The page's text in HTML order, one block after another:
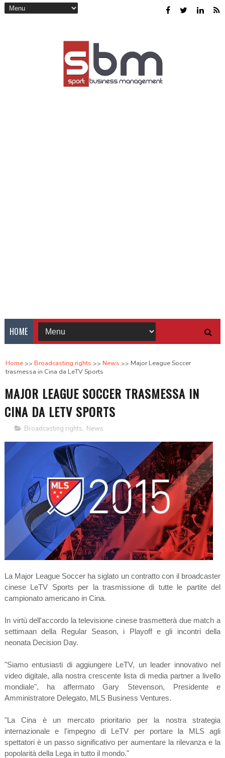
HOME
Home Broadcasting rights News
Major League Soccer
trasmessa in Cina da LeTV Sports
MAJOR LEAGUE SOCCER TRASMESSA IN
CINA DA LETV SPORTS
Broadcasting rights, News
La Major League Soccer ha siglato un contratto con il broadcaster
cinese LeTV Sports per la trasmissione di tutte le partite del
campionato americano in Cina.
In virtù dell'accordo la televisione cinese trasmetterà due match a
settimaan della Regular Season, i Playoff e gli incontri della
neonata Decision Day.
"Siamo entusiasti di aggiungere LeTV, un leader innovativo nel
video digitale, alla nostra crescente lista di media partner a livello
mondiale", ha affermato Gary Stevenson, Presidente e
Amministratore Delegato, MLS Business Ventures.
"La Cina è un mercato prioritario per la nostra strategia
internazionale e l'impegno di LeTV per portare la MLS agli
spettatori è un passo significativo per aumentare la rilevanza e la
popolarità della Lega in tutto il mondo."